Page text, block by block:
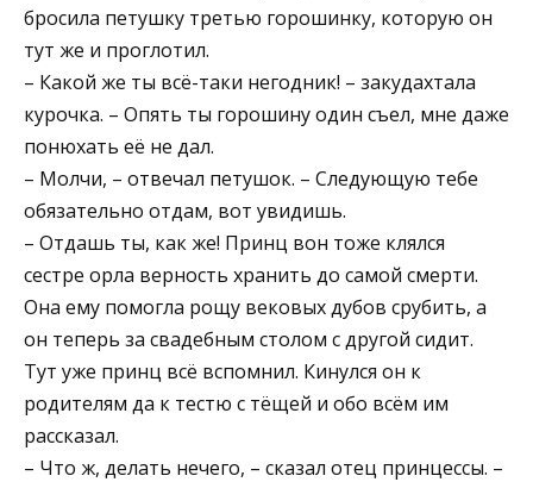
бросила петушку третью горошинку, которую он
тут же и проглотил.
– Какой же ты всё-таки негодник! – закудахтала
курочка. – Опять ты горошину один съел, мне даже
понюхать её не дал.
– Молчи, – отвечал петушок. – Следующую тебе
обязательно отдам, вот увидишь.
– Отдашь ты, как же! Принц вон тоже клялся
сестре орла верность хранить до самой смерти.
Она ему помогла рощу вековых дубов срубить, а
он теперь за свадебным столом с другой сидит.
Тут уже принц всё вспомнил. Кинулся он к
родителям да к тестю с тёщей и обо всём им
рассказал.
– Что ж, делать нечего, – сказал отец принцессы. –